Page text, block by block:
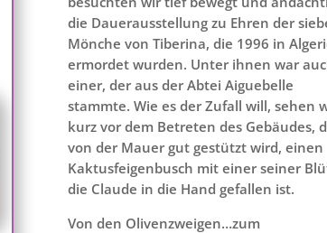
die Dauerausstellung zu Ehren der
Mönche von Tiberina, die 1996 in
ermordet wurden. Unter ihnen war
einer, der aus der Abtei Aiguebelle
stammte. Wie es der Zufall will, sehen
kurz vor dem Betreten des Gebäudes,
von der Mauer gut gestützt wird, einen
Kaktusfeigenbusch mit einer seiner
die Claude in die Hand gefallen ist.
Von den Olivenzweigen…zum